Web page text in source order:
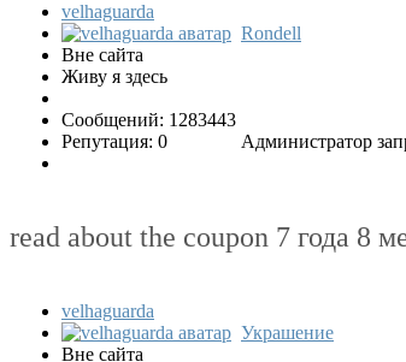
velhaguarda
Вне сайта
Живу я здесь
Сообщений: 1283443
Репутация: 0
Rondell
Администратор
read about the coupon 7 года 8
velhaguarda
Вне сайта
Украшение